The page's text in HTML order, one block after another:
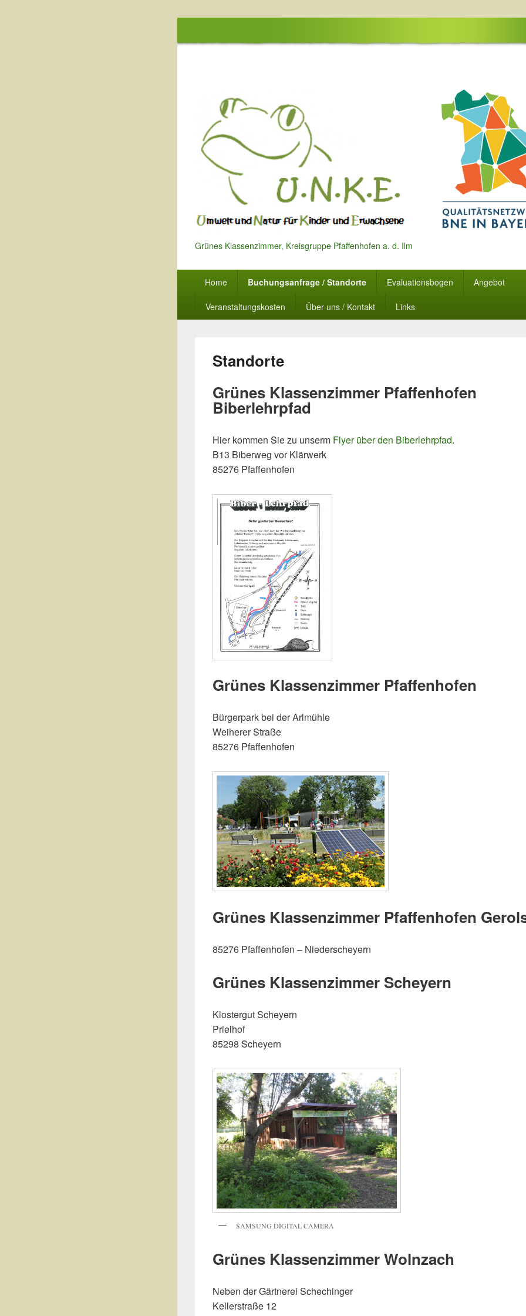
Grünes Klassenzimmer, Kreisgruppe Pfaffenhofen a. d. Ilm
Home Buchungsanfrage / Standorte Evaluationsbogen Angebot
Veranstaltungskosten Über uns / Kontakt Links
Standorte
Grünes Klassenzimmer Pfaffenhofen
Biberlehrpfad
Hier kommen Sie zu unserm Flyer über den Biberlehrpfad.
B13 Biberweg vor Klärwerk
85276 Pfaffenhofen
Grünes Klassenzimmer Pfaffenhofen
Bürgerpark bei der Arlmühle
Weiherer Straße
85276 Pfaffenhofen
Grünes Klassenzimmer Pfaffenhofen
85276 Pfaffenhofen – Niederscheyern
Grünes Klassenzimmer Scheyern
Klostergut Scheyern
Prielhof
85298 Scheyern
SAMSUNG DIGITAL CAMERA
Grünes Klassenzimmer Wolnzach
Neben der Gärtnerei Schechinger
Kellerstraße 12